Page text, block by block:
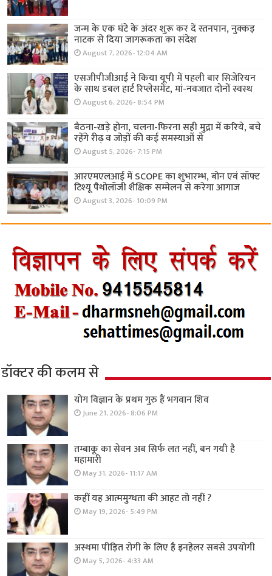
जन्म के एक घंटे के अंदर शुरू कर दें स्तनपान, नुक्कड़
नाटक से दिया जागरूकता का संदेश
August 7, 2026- 12:04 AM
एसजीपीजीआई ने किया यूपी में पहली बार सिजेरियन
के साथ डबल हार्ट रिप्लेसमेंट, मां-नवजात दोनों स्वस्थ
August 6, 2026- 8:54 PM
बैठना-खड़े होना, चलना-फिरना सही मुद्रा में करिये, बचे
रहेंगे रीढ़ व जोड़ों की कई समस्याओं से
August 5, 2026- 7:15 PM
आरएमएलआई में SCOPE का शुभारम्भ, बोन एवं सॉफ्ट
टिश्यू पैथोलॉजी शैक्षिक सम्मेलन से करेगा आगाज
August 3, 2026- 10:09 PM
डॉक्टर की कलम से
योग विज्ञान के प्रथम गुरु हैं भगवान शिव
June 21, 2026- 8:06 PM
तम्बाकू का सेवन अब सिर्फ लत नहीं, बन गयी है
महामारी
May 31, 2026- 11:17 AM
कहीं यह आत्ममुग्धता की आहट तो नहीं ?
May 19, 2026- 5:49 PM
अस्थमा पीड़ित रोगी के लिए है इनहेलर सबसे उपयोगी
May 5, 2026- 4:33 AM